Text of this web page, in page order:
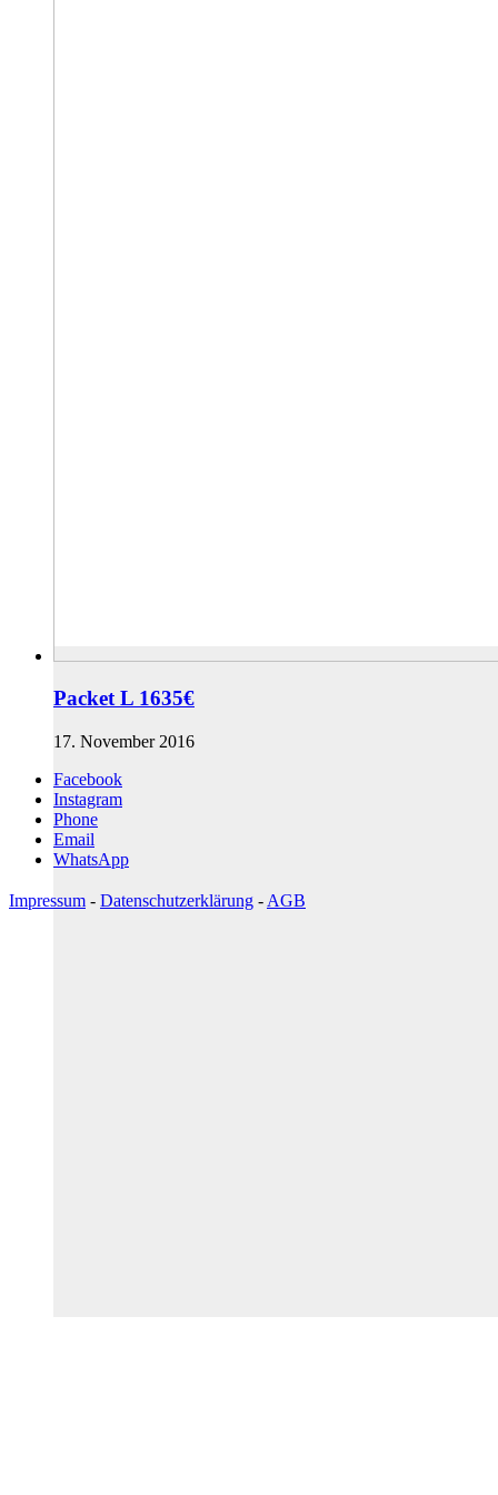
Packet L 1635€
17. November 2016
Facebook
Instagram
Phone
Email
WhatsApp
Impressum - Datenschutzerklärung - AGB